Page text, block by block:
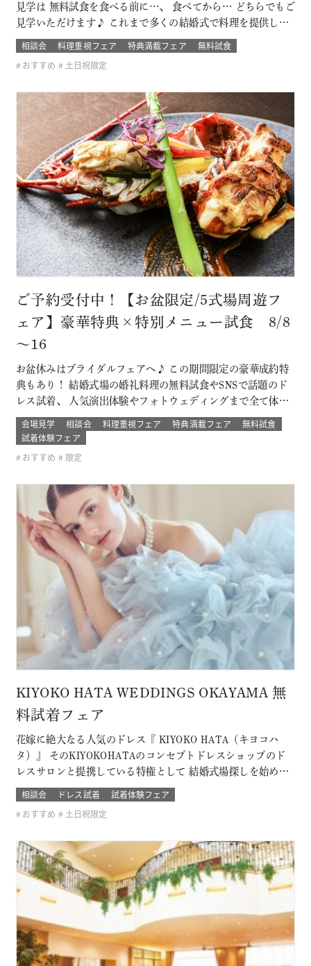
見学は 無料試食を食べる前に…、 食べてから… どちらでもご
見学いただけます♪ これまで多くの結婚式で料理を提供して
きた セフィロト総料理長が作っているので、この機会に是
非、ご賞味下さいませ(＾＾) 無料試食はセフィロトオリジナ
ルの珠玉の一品。 結婚式に参加したゲストの気分で味わって
相談会 料理重視フェア 特典満載フェア
無料試食
おすすめ
土日祝限定
ご予約受付中！【お盆限定/5式場周遊フ
ェア】豪華特典×特別メニュー試食 8/8
～16
お盆休みはブライダルフェアへ♪ この期間限定の豪華成約特
典もあり！ 結婚式場の婚礼料理の無料試食やSNSで話題のド
レス試着、 人気演出体験やフォトウェディングまで全て体験
できるチャンス！ 結婚式場の婚礼料理の無料試食やSNSで話
題のドレス試着、 人気演出体験やフォトウェディングまで全
SPECIAL BE…
会場見学 相談会 料理重視フェア 特典満載フェア
無料試食
試着体験フェア
おすすめ
限定
KIYOKO HATA WEDDINGS OKAYAMA 無
料試着フェア
花嫁に絶大なる人気のドレス『 KIYOKO HATA（キヨコハ
タ）』 そのKIYOKOHATAのコンセプトドレスショップのド
レスサロンと提携している特権として 結婚式場探しを始めた
おふたり限定の無料試着会を開催。 式場探しと一緒にドレス
も試着できて、結婚式のイメージが広がります！ 他のドレス
サロンでは取り扱いのないドレスも見れて着れるのは「ここ
相談会 ドレス試着
試着体験フェア
おすすめ
土日祝限定